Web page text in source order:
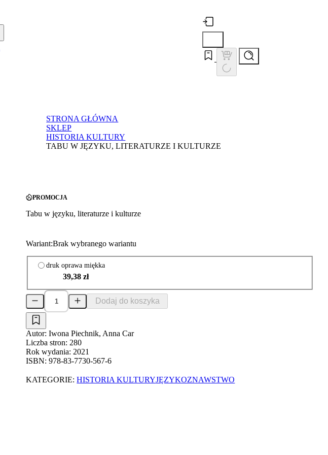
STRONA GŁÓWNA
SKLEP
HISTORIA KULTURY
TABU W JĘZYKU, LITERATURZE I KULTURZE
PROMOCJA
Tabu w języku, literaturze i kulturze
Wariant:Brak wybranego wariantu
druk oprawa miękka
39,38 zł
Dodaj do koszyka
Autor: Iwona Piechnik, Anna Car
Liczba stron: 280
Rok wydania: 2021
ISBN: 978-83-7730-567-6
KATEGORIE: HISTORIA KULTURYJĘZYKOZNAWSTWO